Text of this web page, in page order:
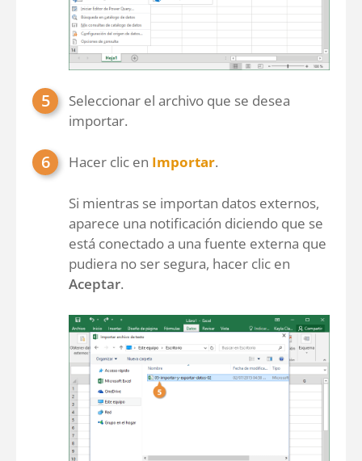
Seleccionar el archivo que se desea
importar.
Hacer clic en Importar.
Si mientras se importan datos externos,
aparece una notificación diciendo que se
está conectado a una fuente externa que
pudiera no ser segura, hacer clic en
Aceptar.